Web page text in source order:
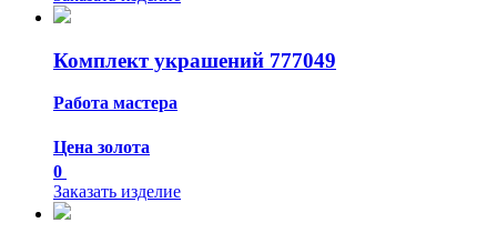
Комплект украшений 777049
Работа мастера
Цена золота
0
Заказать изделие